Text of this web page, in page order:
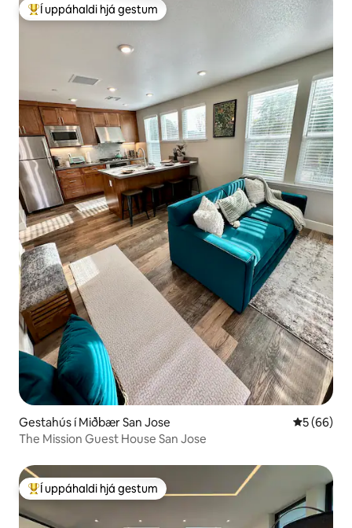
Í mestu uppáhaldi hjá gestum
Í uppáhaldi hjá gestum
Gestahús í Miðbær San Jose 5 af 5 í
5 (66)
The Mission Guest House San Jose
Í mestu uppáhaldi hjá gestum
Í uppáhaldi hjá gestum